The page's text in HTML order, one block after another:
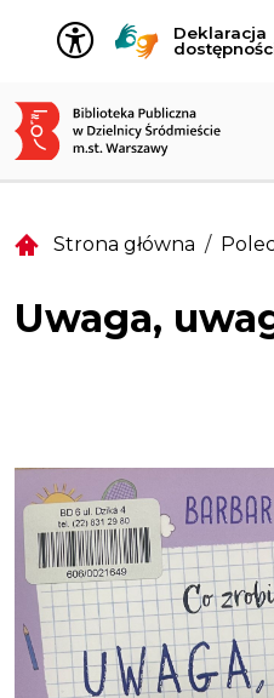
Deklaracja
Strona główna
Uwaga,